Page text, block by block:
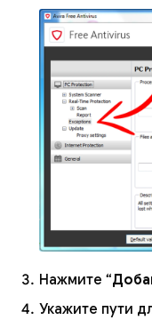
Нажмите “
Укажите пути